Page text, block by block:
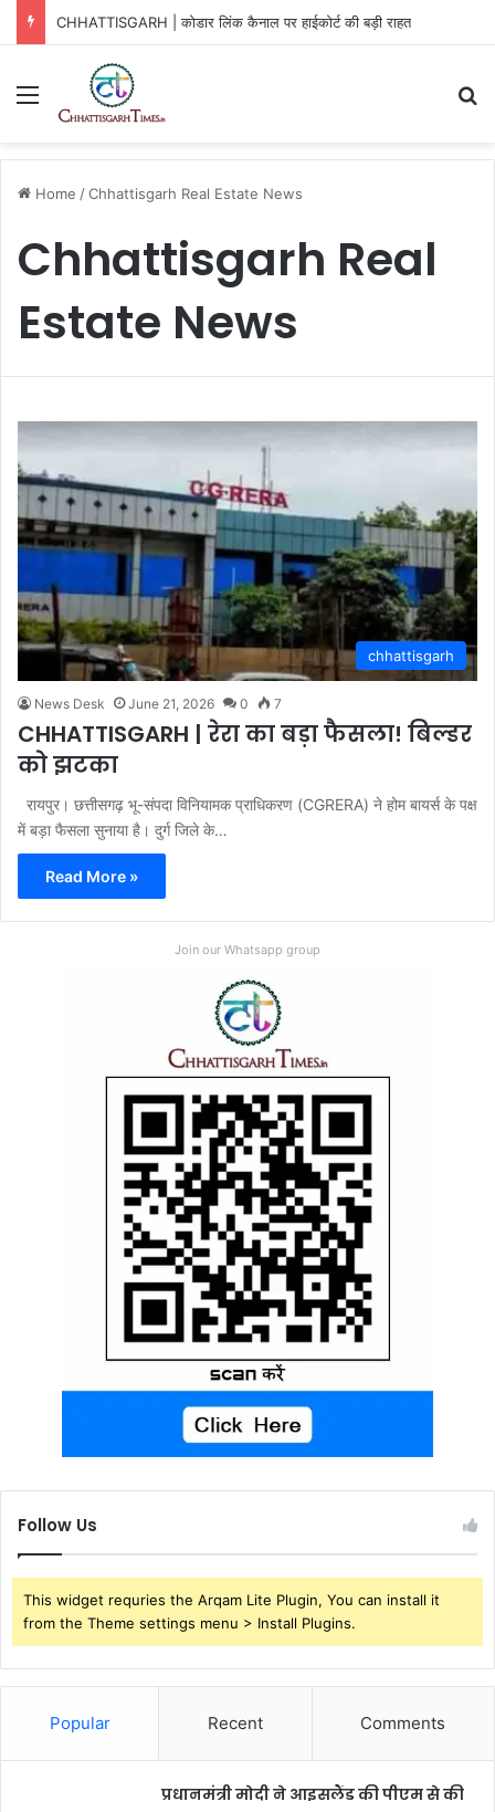
CHHATTISGARH | कोडार लिंक कैनाल पर हाईकोर्ट की बड़ी राहत
Menu
Home /Chhattisgarh Real Estate News
Chhattisgarh Real
Estate News
chhattisgarh
News Desk June 21, 2026 0 7
CHHATTISGARH | रेरा का बड़ा फैसला! बिल्डर
को झटका
रायपुर। छत्तीसगढ़ भू-संपदा विनियामक प्राधिकरण (CGRERA) ने होम बायर्स के पक्ष
में बड़ा फैसला सुनाया है। दुर्ग जिले के…
Read More »
Join our Whatsapp group
Follow Us
This widget requries the Arqam Lite Plugin, You can install it
from the Theme settings menu > Install Plugins.
Popular Recent Comments
प्रधानमंत्री मोदी ने आइसलैंड की पीएम से की